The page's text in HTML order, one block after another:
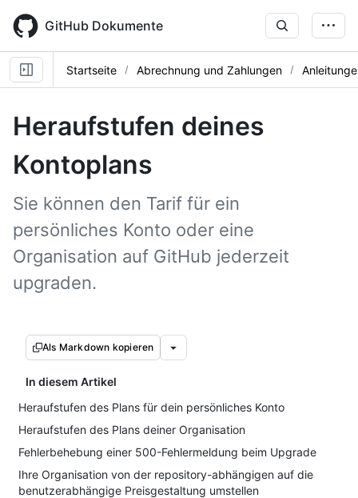
main
content
GitHub Dokumente
Startseite Abrechnung und Zahlungen
Heraufstufen deines
Kontoplans
Sie können den Tarif für ein
persönliches Konto oder eine
Organisation auf GitHub jederzeit
upgraden.
Als Markdown kopieren
In diesem Artikel
Heraufstufen des Plans für dein persönliches Konto
Heraufstufen des Plans deiner Organisation
Fehlerbehebung einer 500-Fehlermeldung beim Upgrade
Ihre Organisation von der repository-abhängigen auf die
benutzerabhängige Preisgestaltung umstellen